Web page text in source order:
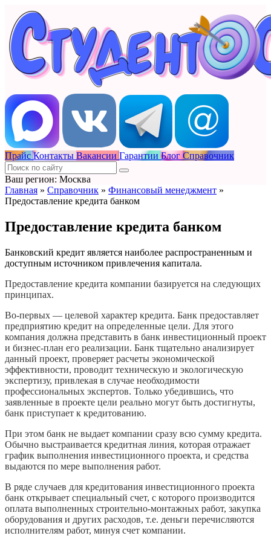
Прайс Контакты Вакансии Гарантии Блог Справочник
Ваш регион: Москва
Главная » Справочник » Финансовый менеджмент »
Предоставление кредита банком
Предоставление кредита банком
Банковский кредит является наиболее распространенным и
доступным источником привлечения капитала.
Предоставление кредита компании базируется на следующих
принципах.
Во-первых — целевой характер кредита. Банк предоставляет
предприятию кредит на определенные цели. Для этого
компания должна представить в банк инвестиционный проект
и бизнес-план его реализации. Банк тщательно анализирует
данный проект, проверяет расчеты экономической
эффективности, проводит техническую и экологическую
экспертизу, привлекая в случае необходимости
профессиональных экспертов. Только убедившись, что
заявленные в проекте цели реально могут быть достигнуты,
банк приступает к кредитованию.
При этом банк не выдает компании сразу всю сумму кредита.
Обычно выстраивается кредитная линия, которая отражает
график выполнения инвестиционного проекта, и средства
выдаются по мере выполнения работ.
В ряде случаев для кредитования инвестиционного проекта
банк открывает специальный счет, с которого производится
оплата выполненных строительно-монтажных работ, закупка
оборудования и других расходов, т.е. деньги перечисляются
исполнителям работ, минуя счет компании.